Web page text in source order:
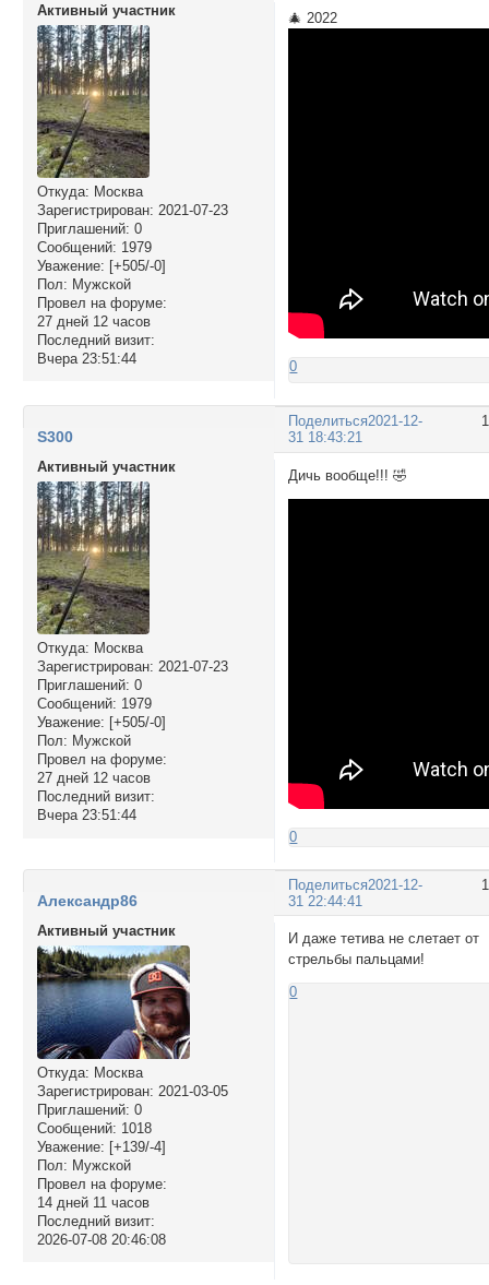
Активный участник
Откуда: Москва
Зарегистрирован: 2021-07-23
Приглашений: 0
Сообщений: 1979
Уважение: [+505/-0]
Пол: Мужской
Провел на форуме:
27 дней 12 часов
Последний визит:
Вчера 23:51:44
🎄 2022
0
Поделиться2021-12-
31 18:43:21
S300
Активный участник
Откуда: Москва
Зарегистрирован: 2021-07-23
Приглашений: 0
Сообщений: 1979
Уважение: [+505/-0]
Пол: Мужской
Провел на форуме:
27 дней 12 часов
Последний визит:
Вчера 23:51:44
Дичь вообще!!! 🤣
0
Поделиться2021-12-
31 22:44:41
Александр86
Активный участник
Откуда: Москва
Зарегистрирован: 2021-03-05
Приглашений: 0
Сообщений: 1018
Уважение: [+139/-4]
Пол: Мужской
Провел на форуме:
14 дней 11 часов
Последний визит:
2026-07-08 20:46:08
И даже тетива не слетает от
стрельбы пальцами!
0